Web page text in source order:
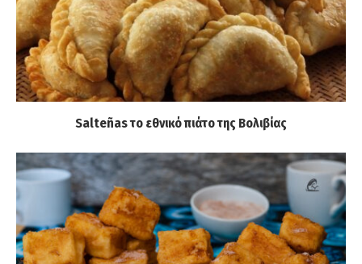
Salteñas το εθνικό πιάτο της Βολιβίας